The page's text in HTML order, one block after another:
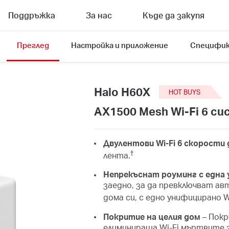
Поддръжка За нас Къде да закупя
Преглед Настройка и приложение
Halo H60X HOT BUYS
AX1500 Mesh Wi-Fi 6
Двулентови Wi-Fi 6 скорости
лента.†
Непрекъснат роуминг с
заедно, за да превключват
дома си, с едно унифицирано
Покритие на целия дом –